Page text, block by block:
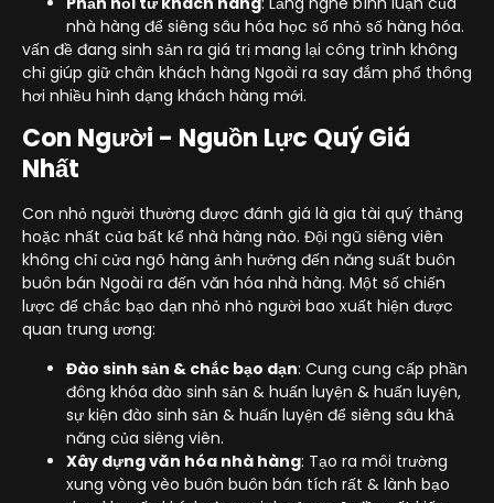
nhà hàng để siêng sâu hóa học số nhỏ số hàng hóa.
vấn đề đang sinh sản ra giá trị mang lại công trình không
chỉ giúp giữ chân khách hàng Ngoài ra say đắm phổ thông
hơi nhiều hình dạng khách hàng mới.
Con Người - Nguồn Lực Quý Giá
Nhất
Con nhỏ người thường được đánh giá là gia tài quý thảng
hoặc nhất của bất kể nhà hàng nào. Đội ngũ siêng viên
không chỉ cửa ngõ hàng ảnh hưởng đến năng suất buôn
buôn bán Ngoài ra đến văn hóa nhà hàng. Một số chiến
lược để chắc bạo dạn nhỏ nhỏ người bao xuất hiện được
quan trung ương:
Đào sinh sản & chắc bạo dạn: Cung cung cấp phần
đông khóa đào sinh sản & huấn luyện & huấn luyện,
sự kiện đào sinh sản & huấn luyện để siêng sâu khả
năng của siêng viên.
Xây dựng văn hóa nhà hàng: Tạo ra môi trường
xung vòng vèo buôn buôn bán tích rất & lành bạo